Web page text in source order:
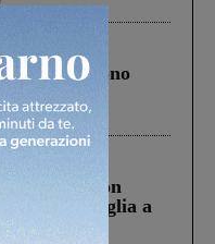
cui morirono
il
fra tir....
di Castiglion
ucciso la figlia a